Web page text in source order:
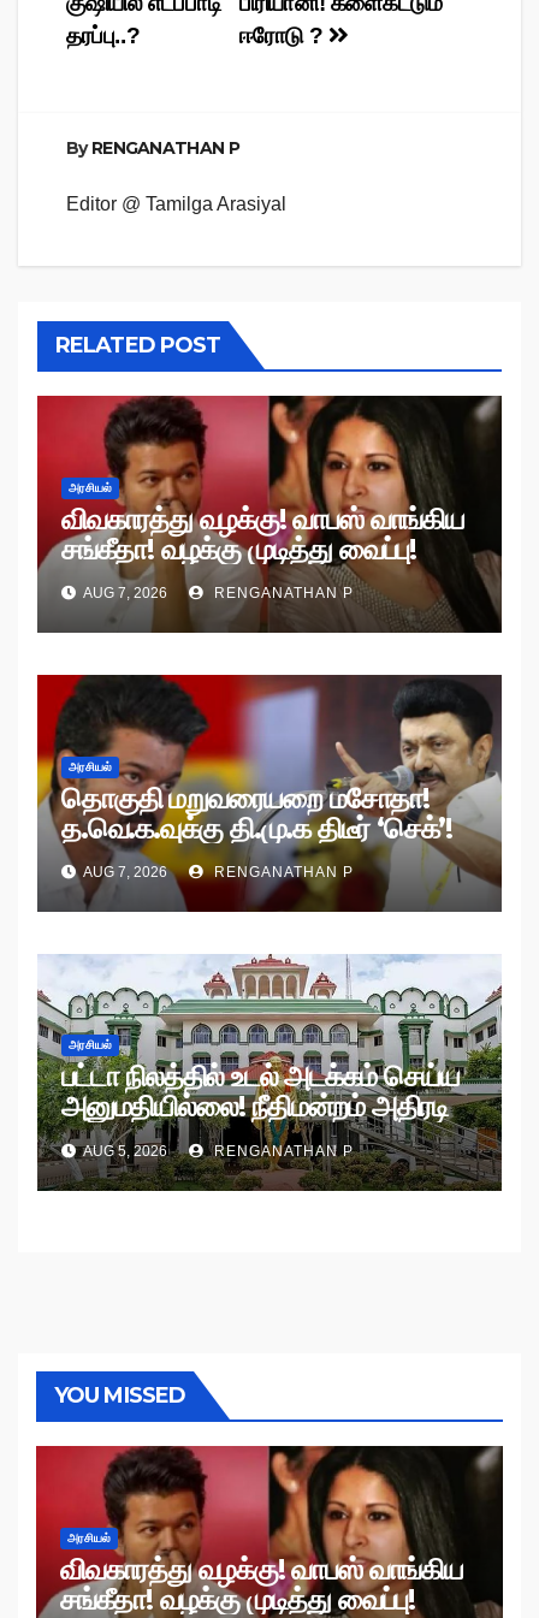
navigationஈரோடு ?
தரப்பு..?
ByRENGANATHAN P
Editor @ Tamilga Arasiyal
RELATED POST
அரசியல்
விவகாரத்து வழக்கு! வாபஸ் வாங்கிய
சங்கீதா! வழக்கு முடித்து வைப்பு!
AUG 7, 2026 RENGANATHAN P
அரசியல்
தொகுதி மறுவரையறை மசோதா!
த.வெ.க.வுக்கு தி.மு.க திடீர் ‘செக்’!
AUG 7, 2026 RENGANATHAN P
அரசியல்
பட்டா நிலத்தில் உடல் அடக்கம் செய்ய
அனுமதியில்லை! நீதிமன்றம் அதிரடி
உத்தரவு!
AUG 5, 2026 RENGANATHAN P
YOU MISSED
அரசியல்
விவகாரத்து வழக்கு! வாபஸ் வாங்கிய
சங்கீதா! வழக்கு முடித்து வைப்பு!